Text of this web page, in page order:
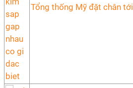
Tổng thống Mỹ đặt chân